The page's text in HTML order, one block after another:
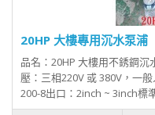
20HP 大樓專用沉水泵浦
品名：20HP 大樓用不銹鋼
壓：三相220V 或 380V，一
200-8出口：2inch ~ 3inch標